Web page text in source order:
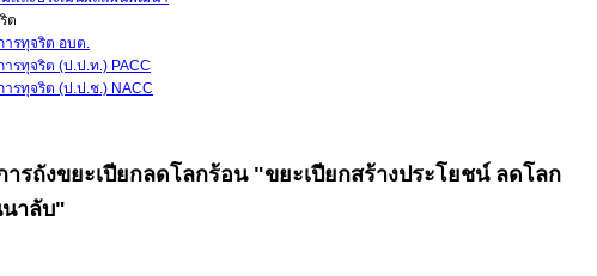
ต
ารทุจริต อบต.
ารทุจริต (ป.ป.ท.) PACC
ารทุจริต (ป.ป.ช.) NACC
ารถังขยะเปียกลดโลกร้อน "ขยะเปียกสร้างประโยชน์ ลดโลก
าลับ"